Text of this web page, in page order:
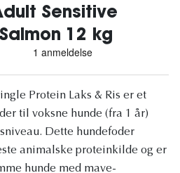
Sensitive
12 kg
Protein Laks & Ris er et
til voksne hunde (fra 1 år)
Dette hundefoder
animalske proteinkilde og er
hunde med mave-